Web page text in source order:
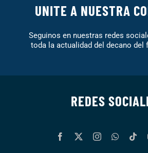
UNITE A NUESTRA
Seguinos en nuestras redes
toda la actualidad del decano del
REDES